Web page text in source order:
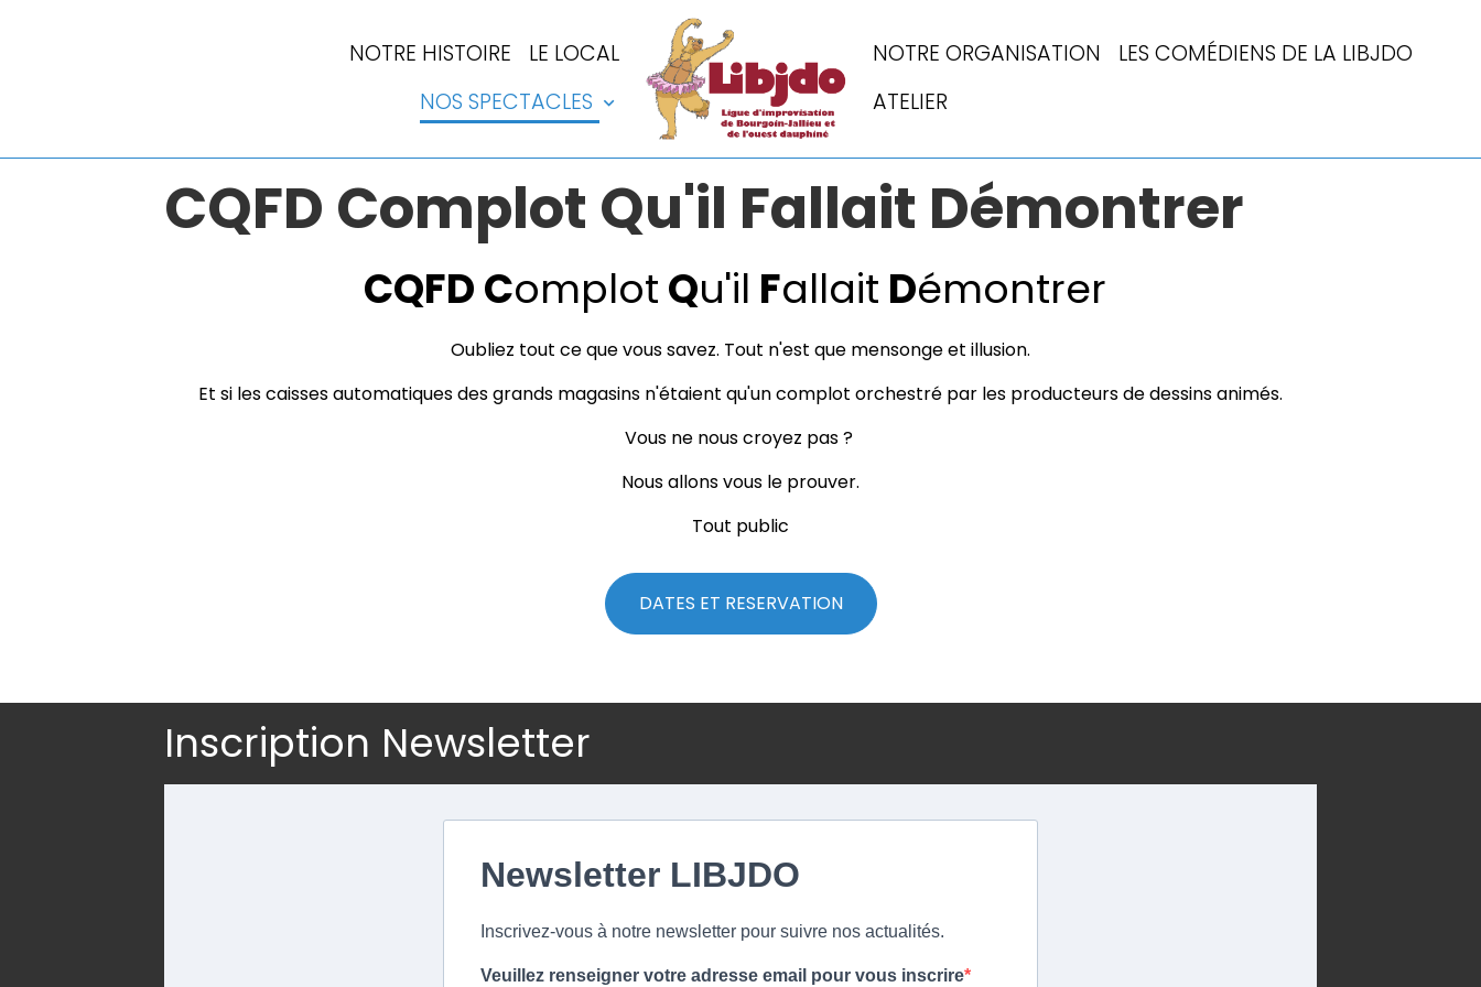
NOTRE HISTOIRE
LE LOCAL
NOS SPECTACLES
NOTRE ORGANISATION
LES COMÉDIENS DE LA LIBJDO
ATELIER
CQFD Complot Qu'il Fallait Démontrer
CQFD ComplotQu'il Fallait Démontrer
Oubliez tout ce que vous savez. Tout n'est que mensonge et illusion.
Et si les caisses automatiques des grands magasins n'étaient qu'un complot orchestré par les producteurs de dessins animés.
Vous ne nous croyez pas ?
Nous allons vous le prouver.
Tout public
DATES ET RESERVATION
Inscription Newsletter
Newsletter LIBJDO
Inscrivez-vous à notre newsletter pour suivre nos actualités.
Veuillez renseigner votre adresse email pour vous inscrire